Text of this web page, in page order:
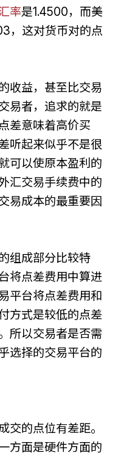
率是1.4500，而美
，这对货币对的点
收益，甚至比交易
易者，追求的就是
差意味着高价买
听起来似乎不是很
可以使原本盈利的
汇交易手续费中的
易成本的最重要因
组成部分比较特
将点差费用中算进
平台将点差费用和
方式是较低的点差
所以交易者是否需
选择的交易平台的
交的点位有差距。
方面是硬件方面的